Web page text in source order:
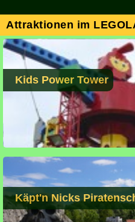
Attraktionen im
Kids Power Tower
Käpt'n Nicks